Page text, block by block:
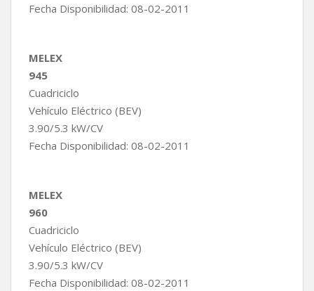
Fecha Disponibilidad: 08-02-2011
MELEX
945
Cuadriciclo
Vehículo Eléctrico (BEV)
3.90/5.3 kW/CV
Fecha Disponibilidad: 08-02-2011
MELEX
960
Cuadriciclo
Vehículo Eléctrico (BEV)
3.90/5.3 kW/CV
Fecha Disponibilidad: 08-02-2011